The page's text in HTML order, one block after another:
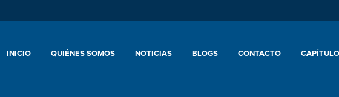
INICIO QUIÉNES SOMOS NOTICIAS BLOGS CONTACTO